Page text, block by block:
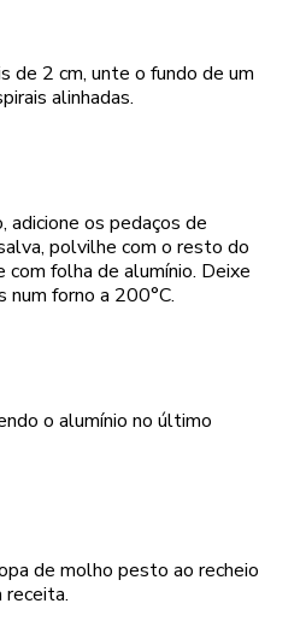
de 2 cm, unte o fundo de um
alinhadas.
os pedaços de
polvilhe com o resto do
com folha de alumínio. Deixe
forno a 200°C.
o alumínio no último
de molho pesto ao recheio
receita.